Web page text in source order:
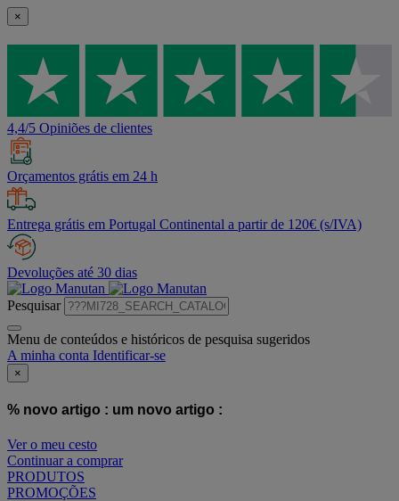
×
4,4/5 Opiniões de clientes
Orçamentos grátis em 24 h
Entrega grátis em Portugal Continental a partir de 120€ (s/IVA)
Devoluções até 30 dias
Pesquisar
Menu de conteúdos e históricos de pesquisa sugeridos
A minha conta Identificar-se
×
% novo artigo : um novo artigo :
Ver o meu cesto
Continuar a comprar
PRODUTOS
PROMOÇÕES